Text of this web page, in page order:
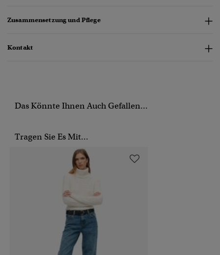
Zusammensetzung und Pflege
Kontakt
Das Könnte Ihnen Auch Gefallen...
Tragen Sie Es Mit...